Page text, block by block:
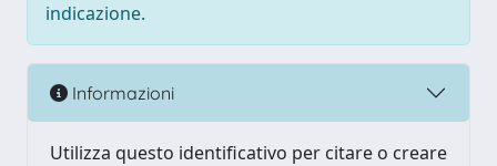
indicazione.
Informazioni
Utilizza questo identificativo per citare o creare